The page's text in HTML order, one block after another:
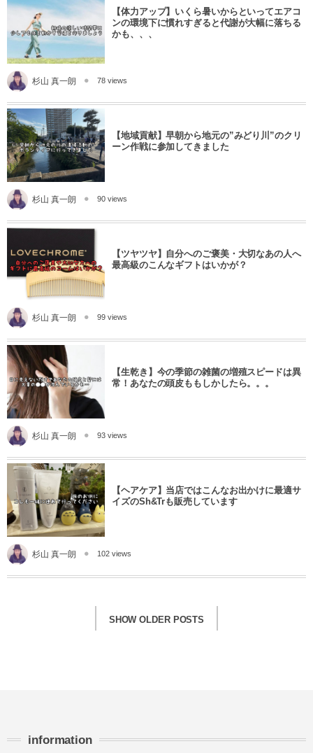
【体力アップ】いくら暑いからといってエアコ
ンの環境下に慣れすぎると代謝が大幅に落ちる
かも、、、
杉山 真一朗 78 views
【地域貢献】早朝から地元の”みどり川”のクリ
ーン作戦に参加してきました
杉山 真一朗 90 views
【ツヤツヤ】自分へのご褒美・大切なあの人へ
最高級のこんなギフトはいかが？
杉山 真一朗 99 views
【生乾き】今の季節の雑菌の増殖スピードは異
常！あなたの頭皮ももしかしたら。。。
杉山 真一朗 93 views
【ヘアケア】当店ではこんなお出かけに最適サ
イズのSh&Trも販売しています
杉山 真一朗 102 views
SHOW OLDER POSTS
information